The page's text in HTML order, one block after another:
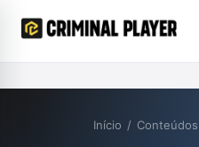
Início / Conteúdos